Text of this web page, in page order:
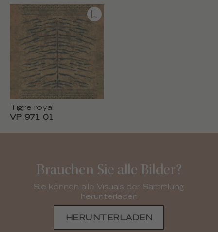
Tigre royal
VP 971 01
Brauchen Sie alle Bilder?
Sie können alle Visuals der Sammlung
herunterladen
HERUNTERLADEN